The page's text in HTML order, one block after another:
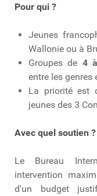
Pour qui ?
Jeunes
Wallonie ou à
Groupes de 4
entre les genres
La priorité est
jeunes des 3
Avec quel soutien ?
Le Bureau
intervention
d'un budget